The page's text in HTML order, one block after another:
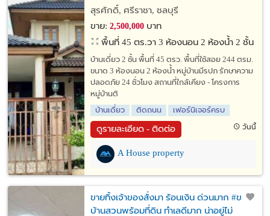
สุรศักดิ์, ศรีราชา, ชลบุรี
ขาย: 2,500,000บาท
พื้นที่ 45 ตร.วา 3 ห้องนอน 2 ห้องน้ำ 2 ชั้น
บ้านเดี่ยว 2 ชั้น พื้นที่ 45 ตรว. พื้นที่ใช้สอย 244 ตรม.
ขนาด 3 ห้องนอน 2 ห้องน้ำ หมู่บ้านมีรปภ รักษาความ
ปลอดภัย 24 ชั่วโมง สถานที่ใกล้เคียง - โครงการ
หมู่บ้านติ
บ้านเดี่ยว
ติดถนน เฟอร์นิเจอร์ครบ
ดูรายละเอียด - ติดต่อ วันนี้
A House property
ขายทิ้งเจ้าของสั่งมา ร้อนเงิน ด่วนมาก #ขาย
บ้านสวนพร้อมที่ดิน ทำเลดีมาก น่าอยู่ไม่